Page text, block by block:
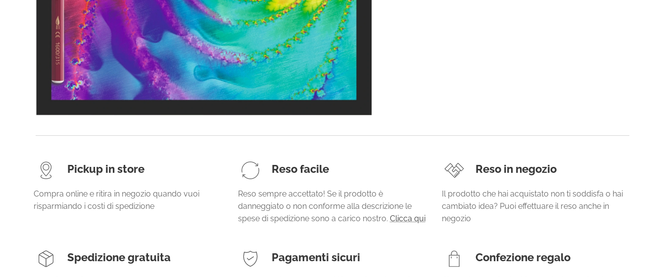
Pickup in store
Compra online e ritira in negozio quando vuoi
risparmiando i costi di spedizione
Reso facile
Reso sempre accettato! Se il prodotto è
danneggiato o non conforme alla descrizione le
spese di spedizione sono a carico nostro. Clicca qui
Reso in negozio
Il prodotto che hai acquistato non ti soddisfa o hai
cambiato idea? Puoi effettuare il reso anche in
negozio
Spedizione gratuita Pagamenti sicuri Confezione regalo